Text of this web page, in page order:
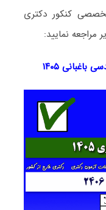
تخصصی کنکور دکتری
باغبانی ۱۴۰۵